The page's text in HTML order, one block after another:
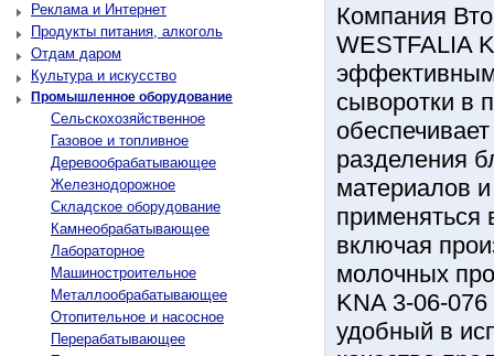
Реклама и Интернет
Продукты питания, алкоголь
Отдам даром
Культура и искусство
Промышленное оборудование
Сельскохозяйственное
Газовое и топливное
Деревообрабатывающее
Железнодорожное
Складское оборудование
Камнеобрабатывающее
Лабораторное
Машиностроительное
Металлообрабатывающее
Отопительное и насосное
Перерабатывающее
Компания
WESTFALIA
эффективным
сыворотки в
разделения
материалов
применяться
включая
молочных
KNA 3-06-
удобный в